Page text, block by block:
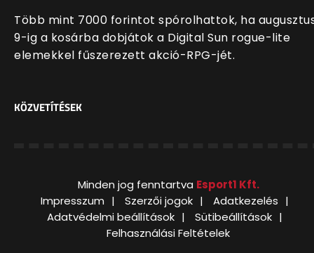
Több mint 7000 forintot spórolhattok, ha
9-ig a kosárba dobjátok a Digital Sun rogue-lite
elemekkel fűszerezett akció-RPG-jét.
KÖZVETÍTÉSEK
Minden jog fenntartva Esport1 Kft.
Impresszum
Szerzői jogok
Adatkezelés
Adatvédelmi beállítások
Sütibeállítások
Felhasználási Feltételek